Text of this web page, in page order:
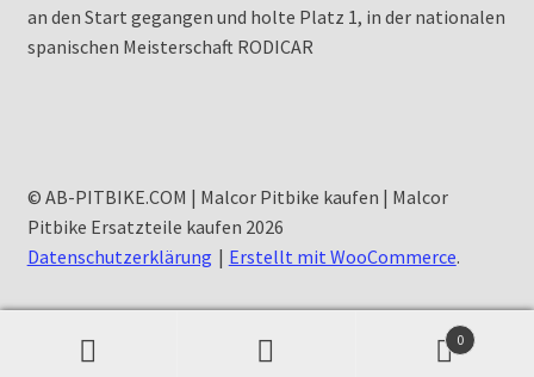
an den Start gegangen und holte Platz 1, in der nationalen
spanischen Meisterschaft RODICAR
© AB-PITBIKE.COM | Malcor Pitbike kaufen | Malcor
Pitbike Ersatzteile kaufen 2026
Datenschutzerklärung
Erstellt mit WooCommerce.
0